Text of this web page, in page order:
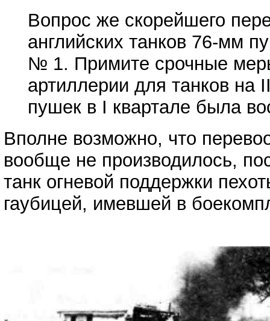
Вопрос же скорейшего
английских танков 76-мм
№ 1. Примите срочные
артиллерии для танков на
пушек в I квартале была
Вполне возможно, что
вообще не производилось,
танк огневой поддержки
гаубицей, имевшей в